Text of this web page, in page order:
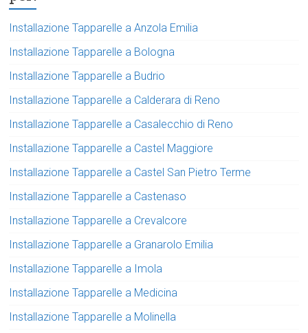
Installazione Tapparelle a Anzola Emilia
Installazione Tapparelle a Bologna
Installazione Tapparelle a Budrio
Installazione Tapparelle a Calderara di Reno
Installazione Tapparelle a Casalecchio di Reno
Installazione Tapparelle a Castel Maggiore
Installazione Tapparelle a Castel San Pietro Terme
Installazione Tapparelle a Castenaso
Installazione Tapparelle a Crevalcore
Installazione Tapparelle a Granarolo Emilia
Installazione Tapparelle a Imola
Installazione Tapparelle a Medicina
Installazione Tapparelle a Molinella